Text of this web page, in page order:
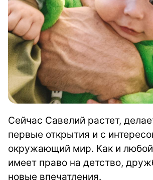
Сейчас Савелий растет,
первые открытия и с
окружающий мир. Как и любой
имеет право на детство,
новые впечатления.